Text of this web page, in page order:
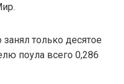
только десятое
поула всего 0,286